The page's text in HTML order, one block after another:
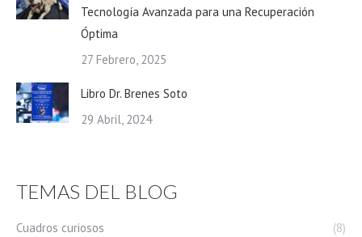
Tecnología Avanzada para una Recuperación
Óptima
27 Febrero, 2025
Libro Dr. Brenes Soto
29 Abril, 2024
TEMAS DEL BLOG
Cuadros curiosos
(8)